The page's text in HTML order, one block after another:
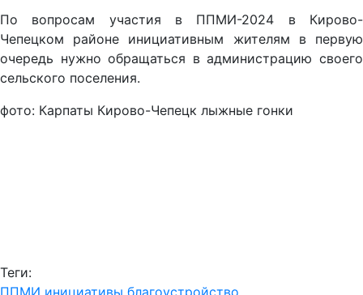
По вопросам участия в ППМИ-2024 в Кирово-
Чепецком районе инициативным жителям в первую
очередь нужно обращаться в администрацию своего
сельского поселения.
фото: Карпаты Кирово-Чепецк лыжные гонки
Теги: